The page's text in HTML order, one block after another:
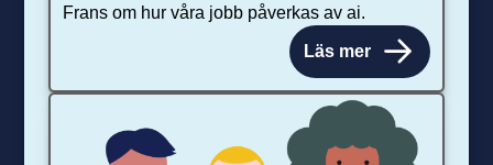
Frans om hur våra jobb påverkas av ai.
Läs mer